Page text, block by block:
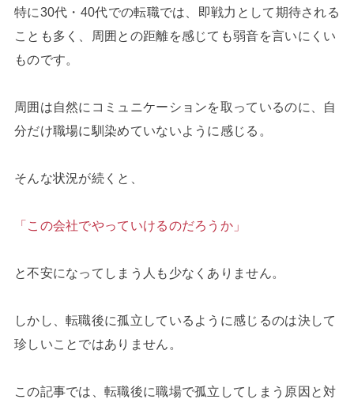
特に30代・40代での転職では、即戦力として期待される
ことも多く、周囲との距離を感じても弱音を言いにくい
ものです。
周囲は自然にコミュニケーションを取っているのに、自
分だけ職場に馴染めていないように感じる。
そんな状況が続くと、
「この会社でやっていけるのだろうか」
と不安になってしまう人も少なくありません。
しかし、転職後に孤立しているように感じるのは決して
珍しいことではありません。
この記事では、転職後に職場で孤立してしまう原因と対